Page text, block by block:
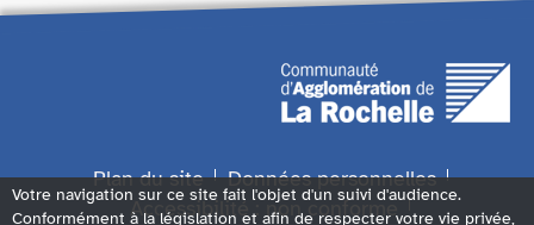
Plan du site
Données personnelles
Accessibilité : non conforme
Votre navigation sur ce site fait l'objet d'un suivi d'audience.
Conformément à la législation et afin de respecter votre vie privée,